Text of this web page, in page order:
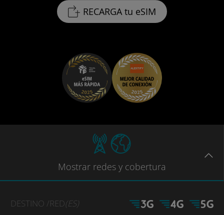
RECARGA tu eSIM
Mostrar redes y cobertura
DESTINO /RED(ES)